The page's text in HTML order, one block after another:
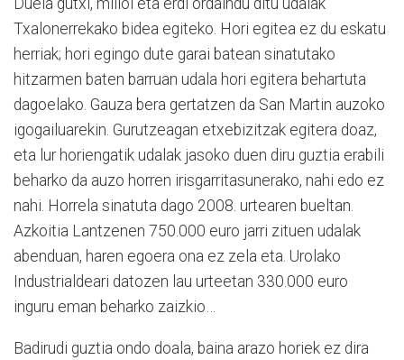
Duela gutxi, milioi eta erdi ordaindu ditu udalak
Txalonerrekako bidea egiteko. Hori egitea ez du eskatu
herriak; hori egingo dute garai batean sinatutako
hitzarmen baten barruan udala hori egitera behartuta
dagoelako. Gauza bera gertatzen da San Martin auzoko
igogailuarekin. Gurutzeagan etxebizitzak egitera doaz,
eta lur horiengatik udalak jasoko duen diru guztia erabili
beharko da auzo horren irisgarritasunerako, nahi edo ez
nahi. Horrela sinatuta dago 2008. urtearen bueltan.
Azkoitia Lantzenen 750.000 euro jarri zituen udalak
abenduan, haren egoera ona ez zela eta. Urolako
Industrialdeari datozen lau urteetan 330.000 euro
inguru eman beharko zaizkio…
Badirudi guztia ondo doala, baina arazo horiek ez dira